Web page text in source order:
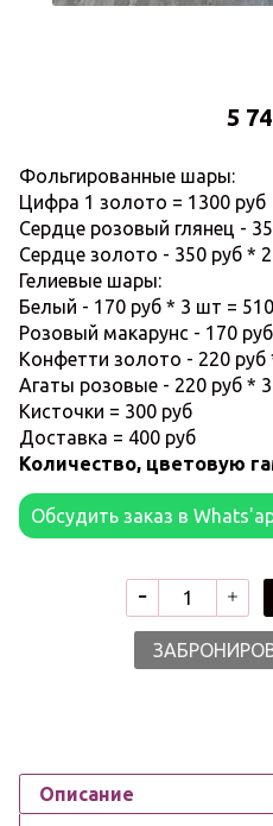
5
Фольгированные шары:
Цифра 1 золото = 1300 руб
Сердце розовый глянец -
Сердце золото - 350 руб *
Гелиевые шары:
Белый - 170 руб * 3 шт =
Розовый макарунс - 170
Конфетти золото - 220 руб
Агаты розовые - 220 руб *
Кисточки = 300 руб
Доставка = 400 руб
Количество, цветовую
Обсудить заказ в
Описание